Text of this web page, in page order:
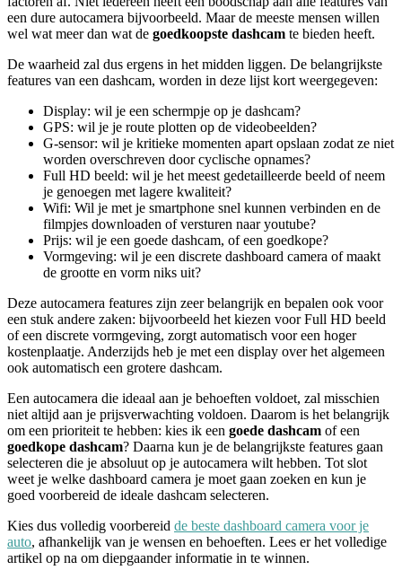
een dure autocamera bijvoorbeeld. Maar de meeste mensen willen
wel wat meer dan wat de goedkoopste dashcam te bieden heeft.
De waarheid zal dus ergens in het midden liggen. De belangrijkste
features van een dashcam, worden in deze lijst kort weergegeven:
Display: wil je een schermpje op je dashcam?
GPS: wil je je route plotten op de videobeelden?
G-sensor: wil je kritieke momenten apart opslaan zodat ze niet
worden overschreven door cyclische opnames?
Full HD beeld: wil je het meest gedetailleerde beeld of neem
je genoegen met lagere kwaliteit?
Wifi: Wil je met je smartphone snel kunnen verbinden en de
filmpjes downloaden of versturen naar youtube?
Prijs: wil je een goede dashcam, of een goedkope?
Vormgeving: wil je een discrete dashboard camera of maakt
de grootte en vorm niks uit?
Deze autocamera features zijn zeer belangrijk en bepalen ook voor
een stuk andere zaken: bijvoorbeeld het kiezen voor Full HD beeld
of een discrete vormgeving, zorgt automatisch voor een hoger
kostenplaatje. Anderzijds heb je met een display over het algemeen
ook automatisch een grotere dashcam.
Een autocamera die ideaal aan je behoeften voldoet, zal misschien
niet altijd aan je prijsverwachting voldoen. Daarom is het belangrijk
om een prioriteit te hebben: kies ik een goede dashcam of een
goedkope dashcam? Daarna kun je de belangrijkste features gaan
selecteren die je absoluut op je autocamera wilt hebben. Tot slot
weet je welke dashboard camera je moet gaan zoeken en kun je
goed voorbereid de ideale dashcam selecteren.
Kies dus volledig voorbereid de beste dashboard camera voor je
auto, afhankelijk van je wensen en behoeften. Lees er het volledige
artikel op na om diepgaander informatie in te winnen.